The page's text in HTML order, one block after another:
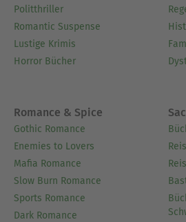
Politthriller
Romantic Suspense
Lustige Krimis
Horror Bücher
Romance & Spice
Gothic Romance
Enemies to Lovers
Mafia Romance
Slow Burn Romance
Sports Romance
Dark Romance